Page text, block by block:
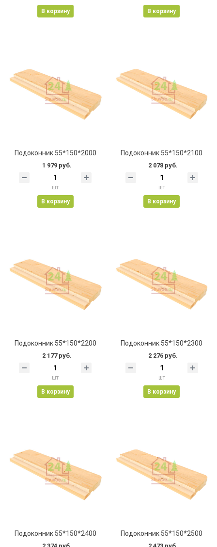
В корзину В корзину
Подоконник 55*150*2000
1 979 руб.
шт
В корзину
Подоконник 55*150*2100
2 078 руб.
шт
В корзину
Подоконник 55*150*2200
2 177 руб.
шт
В корзину
Подоконник 55*150*2300
2 276 руб.
шт
В корзину
Подоконник 55*150*2400 Подоконник 55*150*2500